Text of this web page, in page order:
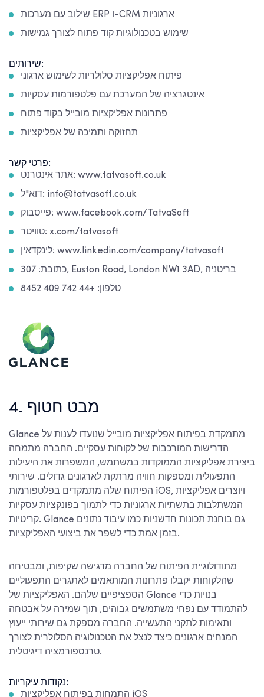
שילוב עם מערכות ERP ו-CRM ארגוניות
שימוש בטכנולוגיות קוד פתוח לצורך גמישות
שירותים:
פיתוח אפליקציות סלולריות לשימוש ארגוני
אינטגרציה של המערכת עם פלטפורמות עסקיות
פתרונות אפליקציות מובייל בקוד פתוח
תחזוקה ותמיכה של אפליקציות
פרטי קשר:
אתר אינטרנט: www.tatvasoft.co.uk
דוא"ל: info@tatvasoft.co.uk
פייסבוק: www.facebook.com/TatvaSoft
טוויטר: x.com/tatvasoft
לינקדאין: www.linkedin.com/company/tatvasoft
כתובת: 307, Euston Road, London NW1 3AD, בריטניה
טלפון: +44 742 409 8452
4. מבט חטוף
Glance מתמקדת בפיתוח אפליקציות מובייל שנועדו לענות על
הדרישות המורכבות של לקוחות עסקיים. החברה מתמחה
ביצירת אפליקציות הממוקדות במשתמש, המשפרות את היעילות
התפעולית ומספקות חוויה מרתקת לארגונים גדולים. שירותי
הפיתוח שלה מתמקדים בפלטפורמות iOS, ויוצרים אפליקציות
המשתלבות בתשתיות ארגוניות כדי לתמוך בפונקציות עסקיות
קריטיות. Glance גם בוחנת תכונות חדשניות כמו עיבוד נתונים
בזמן אמת כדי לשפר את ביצועי האפליקציות.
מתודולוגיית הפיתוח של החברה מדגישה שקיפות, ומבטיחה
שהלקוחות יקבלו פתרונות המותאמים לאתגרים התפעוליים
הספציפיים שלהם. האפליקציות של Glance בנויות כדי
להתמודד עם נפחי משתמשים גבוהים, תוך שמירה על אבטחה
ותאימות לתקני התעשייה. החברה מספקת גם שירותי ייעוץ
המנחים ארגונים כיצד לנצל את הטכנולוגיה הסלולרית לצורך
טרנספורמציה דיגיטלית.
נקודות עיקריות:
התמחות בפיתוח אפליקציות iOS